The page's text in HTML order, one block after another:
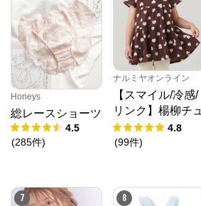
Honeys
総レースショーツ
4.5
(285件)
ナルミヤオンライン
【スマイル/冷感/
リンク】楊柳チュ
ニック
4.8
(99件)
7 8